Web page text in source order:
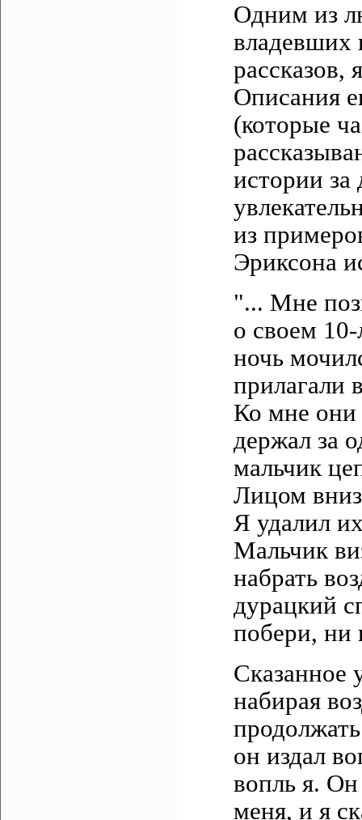
Одним из
владевших
рассказов,
Описания
(которые
истории за
из
Эриксона
"... Мне
о своем
ночь
прилагали
Ко мне они
держал за
мальчик
Лицом
Я удалил
Мальчик
набрать
дурацкий
побери, ни
Сказанное
набирая
он издал
вопль я.
меня, и я